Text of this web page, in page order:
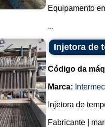
Equipamento
...
Injetora de
Código da
Marca: Intermec
Injetora de
Fabricante |